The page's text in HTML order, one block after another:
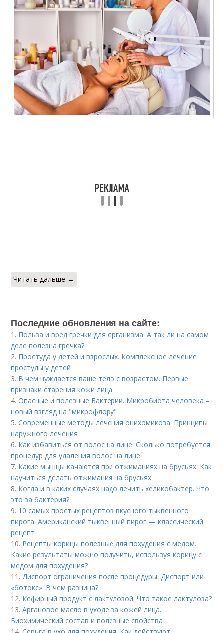
Читать дальше →
Последние обновления на сайте:
1. Польза и вред гречки для организма. А так ли на самом
деле полезна гречка?
2. Простуда у детей и взрослых. Комплексное лечение
простуды у детей
3. В чем нуждается ваше тело с возрастом. Первые
признаки старения кожи лица
4.Опасные и полезные Бактерии. Микробиота человека –
новый взгляд на "микрофлору"
5.Современные методы лечения онихомикоза. Принципы
наружного лечения
6. Как избавиться от волос на лице. Сколько потребуется
процедур для удаления волос на лице
7. Какие мышцы качаются при отжиманиях на брусьях. Как
научиться делать отжимания на брусьях
8. Когда и в каких случаях надо лечить хеликобактер. Что
это за бактерия?
9. 10 самых простых рецептов вкусного тыквенного
пирога. Американский тыквенный пирог — классический
рецепт
10. Рецепты корицы полезные для похудения с медом.
Какие результаты можно получить, используя корицу с
медом для похудения?
11. Диспорт ограничения после процедуры. Диспорт или
«ботокс». В чем разница?
12. Кефирный продукт с лактулозой. Что такое лактулоза?
13.Аргановое масло в уходе за кожей лица.
Биохимический состав и полезные свойства
14.Серьга в ухо для похудения. Как действуют